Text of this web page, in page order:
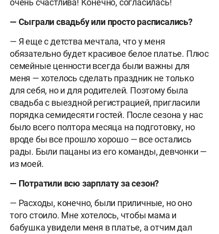
очень счастлива! Конечно, согласилась!
— Сыграли свадьбу или просто расписались?
— Я еще с детства мечтала, что у меня
обязательно будет красивое белое платье. Плюс
семейные ценности всегда были важны для
меня — хотелось сделать праздник не только
для себя, но и для родителей. Поэтому была
свадьба с выездной регистрацией, пригласили
порядка семидесяти гостей. После сезона у нас
было всего полтора месяца на подготовку, но
вроде бы все прошло хорошо — все остались
рады. Были пацаны из его команды, девчонки —
из моей.
— Потратили всю зарплату за сезон?
— Расходы, конечно, были приличные, но оно
того стоило. Мне хотелось, чтобы мама и
бабушка увидели меня в платье, а отчим дал